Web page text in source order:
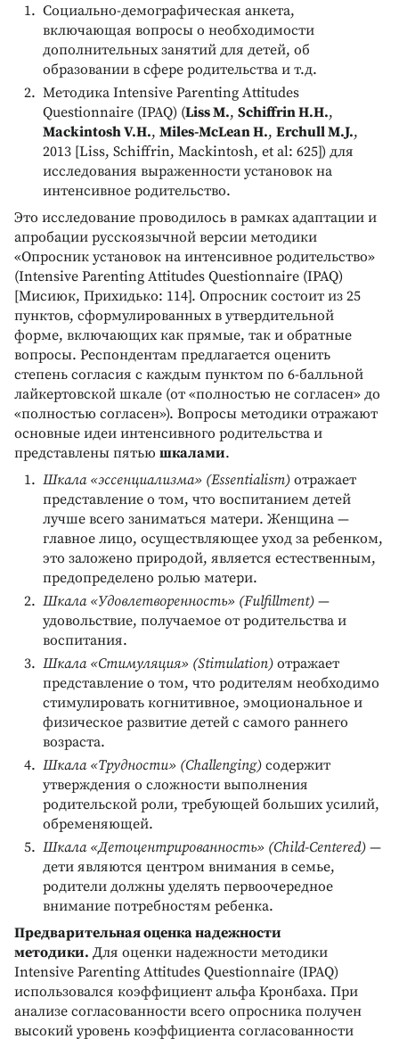
Социально-демографическая анкета,
включающая вопросы о необходимости
дополнительных занятий для детей, об
образовании в сфере родительства и т.д.
Методика Intensive Parenting Attitudes
Questionnaire (IPAQ) (Liss M., Schiffrin H.H.,
Mackintosh V.H., Miles-McLean H., Erchull M.J.,
2013 [Liss, Schiffrin, Mackintosh, et al: 625]) для
исследования выраженности установок на
интенсивное родительство.
Это исследование проводилось в рамках адаптации и
апробации русскоязычной версии методики
«Опросник установок на интенсивное родительство»
(Intensive Parenting Attitudes Questionnaire (IPAQ)
[Мисиюк, Прихидько: 114]. Опросник состоит из 25
пунктов, сформулированных в утвердительной
форме, включающих как прямые, так и обратные
вопросы. Респондентам предлагается оценить
степень согласия с каждым пунктом по 6-балльной
лайкертовской шкале (от «полностью не согласен» до
«полностью согласен»). Вопросы методики отражают
основные идеи интенсивного родительства и
представлены пятью шкалами.
Шкала «эссенциализма» (Essentialism) отражает
представление о том, что воспитанием детей
лучше всего заниматься матери. Женщина —
главное лицо, осуществляющее уход за ребенком,
это заложено природой, является естественным,
предопределено ролью матери.
Шкала «Удовлетворенность» (Fulfillment) —
удовольствие, получаемое от родительства и
воспитания.
Шкала «Стимуляция» (Stimulation) отражает
представление о том, что родителям необходимо
стимулировать когнитивное, эмоциональное и
физическое развитие детей с самого раннего
возраста.
Шкала «Трудности» (Challenging) содержит
утверждения о сложности выполнения
родительской роли, требующей больших усилий,
обременяющей.
Шкала «Детоцентрированность» (Child-Centered) —
дети являются центром внимания в семье,
родители должны уделять первоочередное
внимание потребностям ребенка.
Предварительная оценка надежности
методики. Для оценки надежности методики
Intensive Parenting Attitudes Questionnaire (IPAQ)
использовался коэффициент альфа Кронбаха. При
анализе согласованности всего опросника получен
высокий уровень коэффициента согласованности